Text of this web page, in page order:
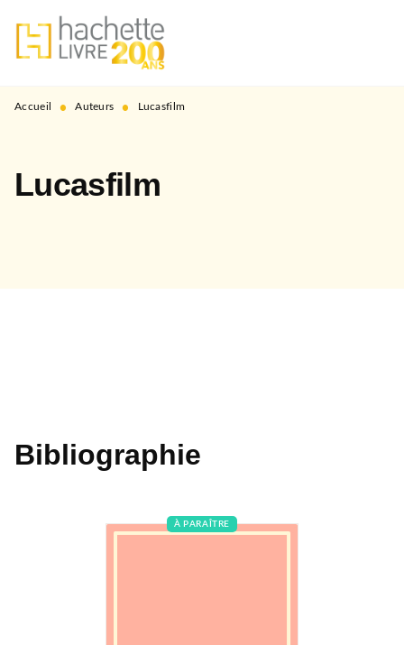
MENU RECHERCHE
PIED DE PAGE
Accueil • Auteurs • Lucasfilm
Lucasfilm
Bibliographie
À PARAÎTRE